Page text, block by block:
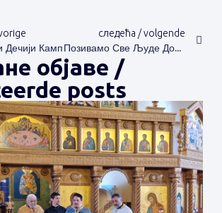
Дечији Камп
следећа / volgende
Позивамо Све Људе Добре Воље Да Нам Помогну Донацијом
објаве /
posts